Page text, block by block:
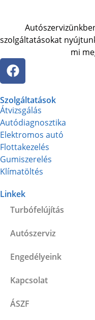
szolgáltatásokat
mi
Szolgáltatások
Átvizsgálás
Autódiagnosztika
Elektromos autó
Flottakezelés
Gumiszerelés
Klímatöltés
Linkek
Turbófelújítás
Autószerviz
Engedélyeink
Kapcsolat
ÁSZF